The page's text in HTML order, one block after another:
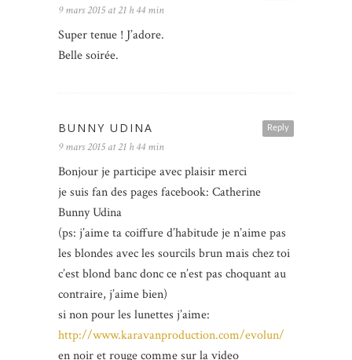
9 mars 2015 at 21 h 44 min
Super tenue ! J’adore.
Belle soirée.
Reply
BUNNY UDINA
9 mars 2015 at 21 h 44 min
Bonjour je participe avec plaisir merci
je suis fan des pages facebook: Catherine
Bunny Udina
(ps: j’aime ta coiffure d’habitude je n’aime pas
les blondes avec les sourcils brun mais chez toi
c’est blond banc donc ce n’est pas choquant au
contraire, j’aime bien)
si non pour les lunettes j’aime:
http://www.karavanproduction.com/evolun/
en noir et rouge comme sur la video